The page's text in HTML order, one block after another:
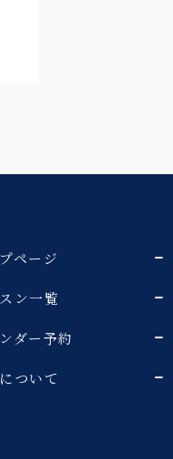
ページ
ン一覧
ダー予約
ついて